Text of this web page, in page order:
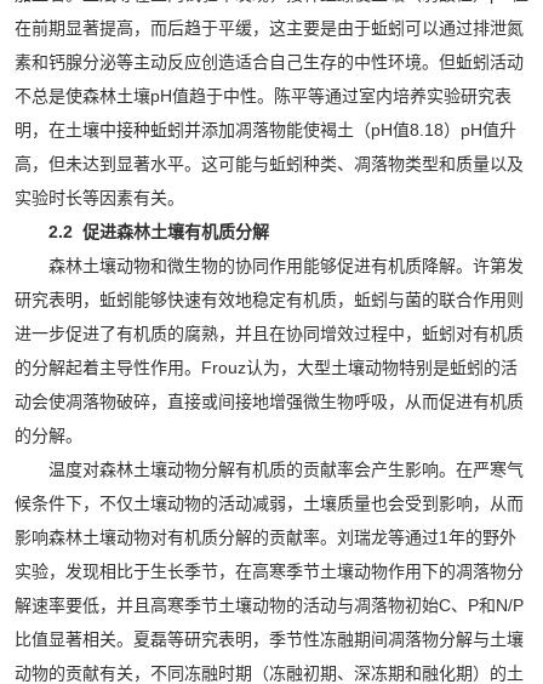
在前期显著提高，而后趋于平缓，这主要是由于蚯蚓可以通过排泄氮
素和钙腺分泌等主动反应创造适合自己生存的中性环境。但蚯蚓活动
不总是使森林土壤pH值趋于中性。陈平等通过室内培养实验研究表
明，在土壤中接种蚯蚓并添加凋落物能使褐土（pH值8.18）pH值升
高，但未达到显著水平。这可能与蚯蚓种类、凋落物类型和质量以及
实验时长等因素有关。
2.2 促进森林土壤有机质分解
森林土壤动物和微生物的协同作用能够促进有机质降解。许第发
研究表明，蚯蚓能够快速有效地稳定有机质，蚯蚓与菌的联合作用则
进一步促进了有机质的腐熟，并且在协同增效过程中，蚯蚓对有机质
的分解起着主导性作用。Frouz认为，大型土壤动物特别是蚯蚓的活
动会使凋落物破碎，直接或间接地增强微生物呼吸，从而促进有机质
的分解。
温度对森林土壤动物分解有机质的贡献率会产生影响。在严寒气
候条件下，不仅土壤动物的活动减弱，土壤质量也会受到影响，从而
影响森林土壤动物对有机质分解的贡献率。刘瑞龙等通过1年的野外
实验，发现相比于生长季节，在高寒季节土壤动物作用下的凋落物分
解速率要低，并且高寒季节土壤动物的活动与凋落物初始C、P和N/P
比值显著相关。夏磊等研究表明，季节性冻融期间凋落物分解与土壤
动物的贡献有关，不同冻融时期（冻融初期、深冻期和融化期）的土